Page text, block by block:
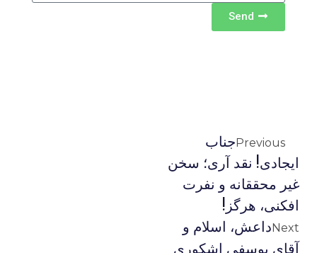
Send
Previousجناب
ایجادی! نقد آری؛ سخن
غیر محققانه و نفرت
افکنی، هرگز!
Nextداعش، اسلام و
آقای یوسفی اشکوری